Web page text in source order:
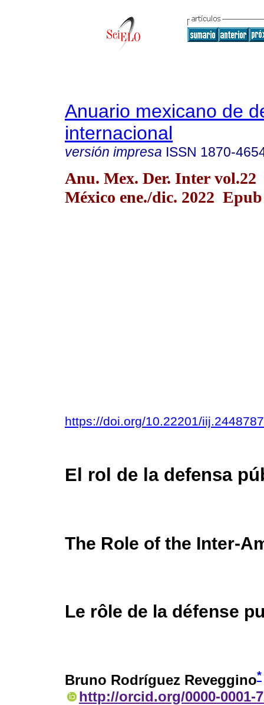
Anuario mexicano de
internacional
versión impresa ISSN 1870-
Anu. Mex. Der. Inter
México ene./dic. 2022
https://doi.org/10.22201/
El rol de la defensa
The Role of the Inter-
Le rôle de la défense
Bruno Rodríguez Reveggino*
http://orcid.org/0000-0001-